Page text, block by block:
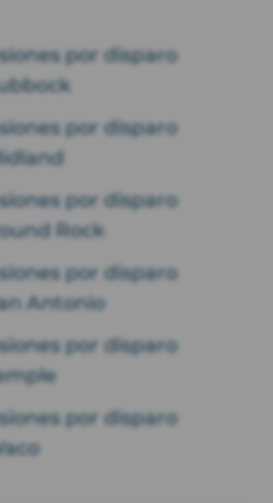
por disparo
por disparo
por disparo
Rock
por disparo
Antonio
por disparo
por disparo